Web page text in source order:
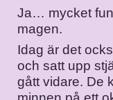
Ja… mycket
magen.
Idag är det
och satt upp
gått vidare. De